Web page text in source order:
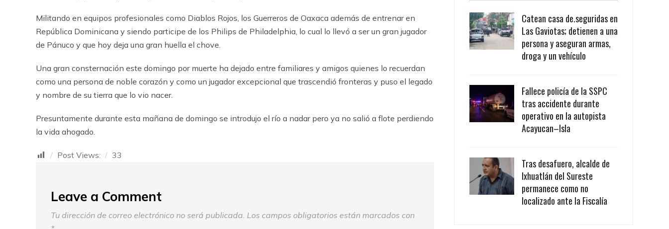
Militando en equipos profesionales como Diablos Rojos, los Guerreros de Oaxaca además de entrenar en
República Dominicana y siendo participe de los Philips de Philadelphia, lo cual lo llevó a ser un gran jugador
de Pánuco y que hoy deja una gran huella el chove.
Una gran consternación este domingo por muerte ha dejado entre familiares y amigos quienes lo recuerdan
como una persona de noble corazón y como un jugador excepcional que trascendió fronteras y puso el legado
y nombre de su tierra que lo vio nacer.
Presuntamente durante esta mañana de domingo se introdujo el río a nadar pero ya no salió a flote perdiendo
la vida ahogado.
Post Views: 33
Leave a Comment
Tu dirección de correo electrónico no será publicada. Los campos obligatorios están marcados con
Catean casa de.seguridas en
Las Gaviotas; detienen a una
persona y aseguran armas,
droga y un vehículo
Fallece policía de la SSPC
tras accidente durante
operativo en la autopista
Acayucan–Isla
Tras desafuero, alcalde de
Ixhuatlán del Sureste
permanece como no
localizado ante la Fiscalía